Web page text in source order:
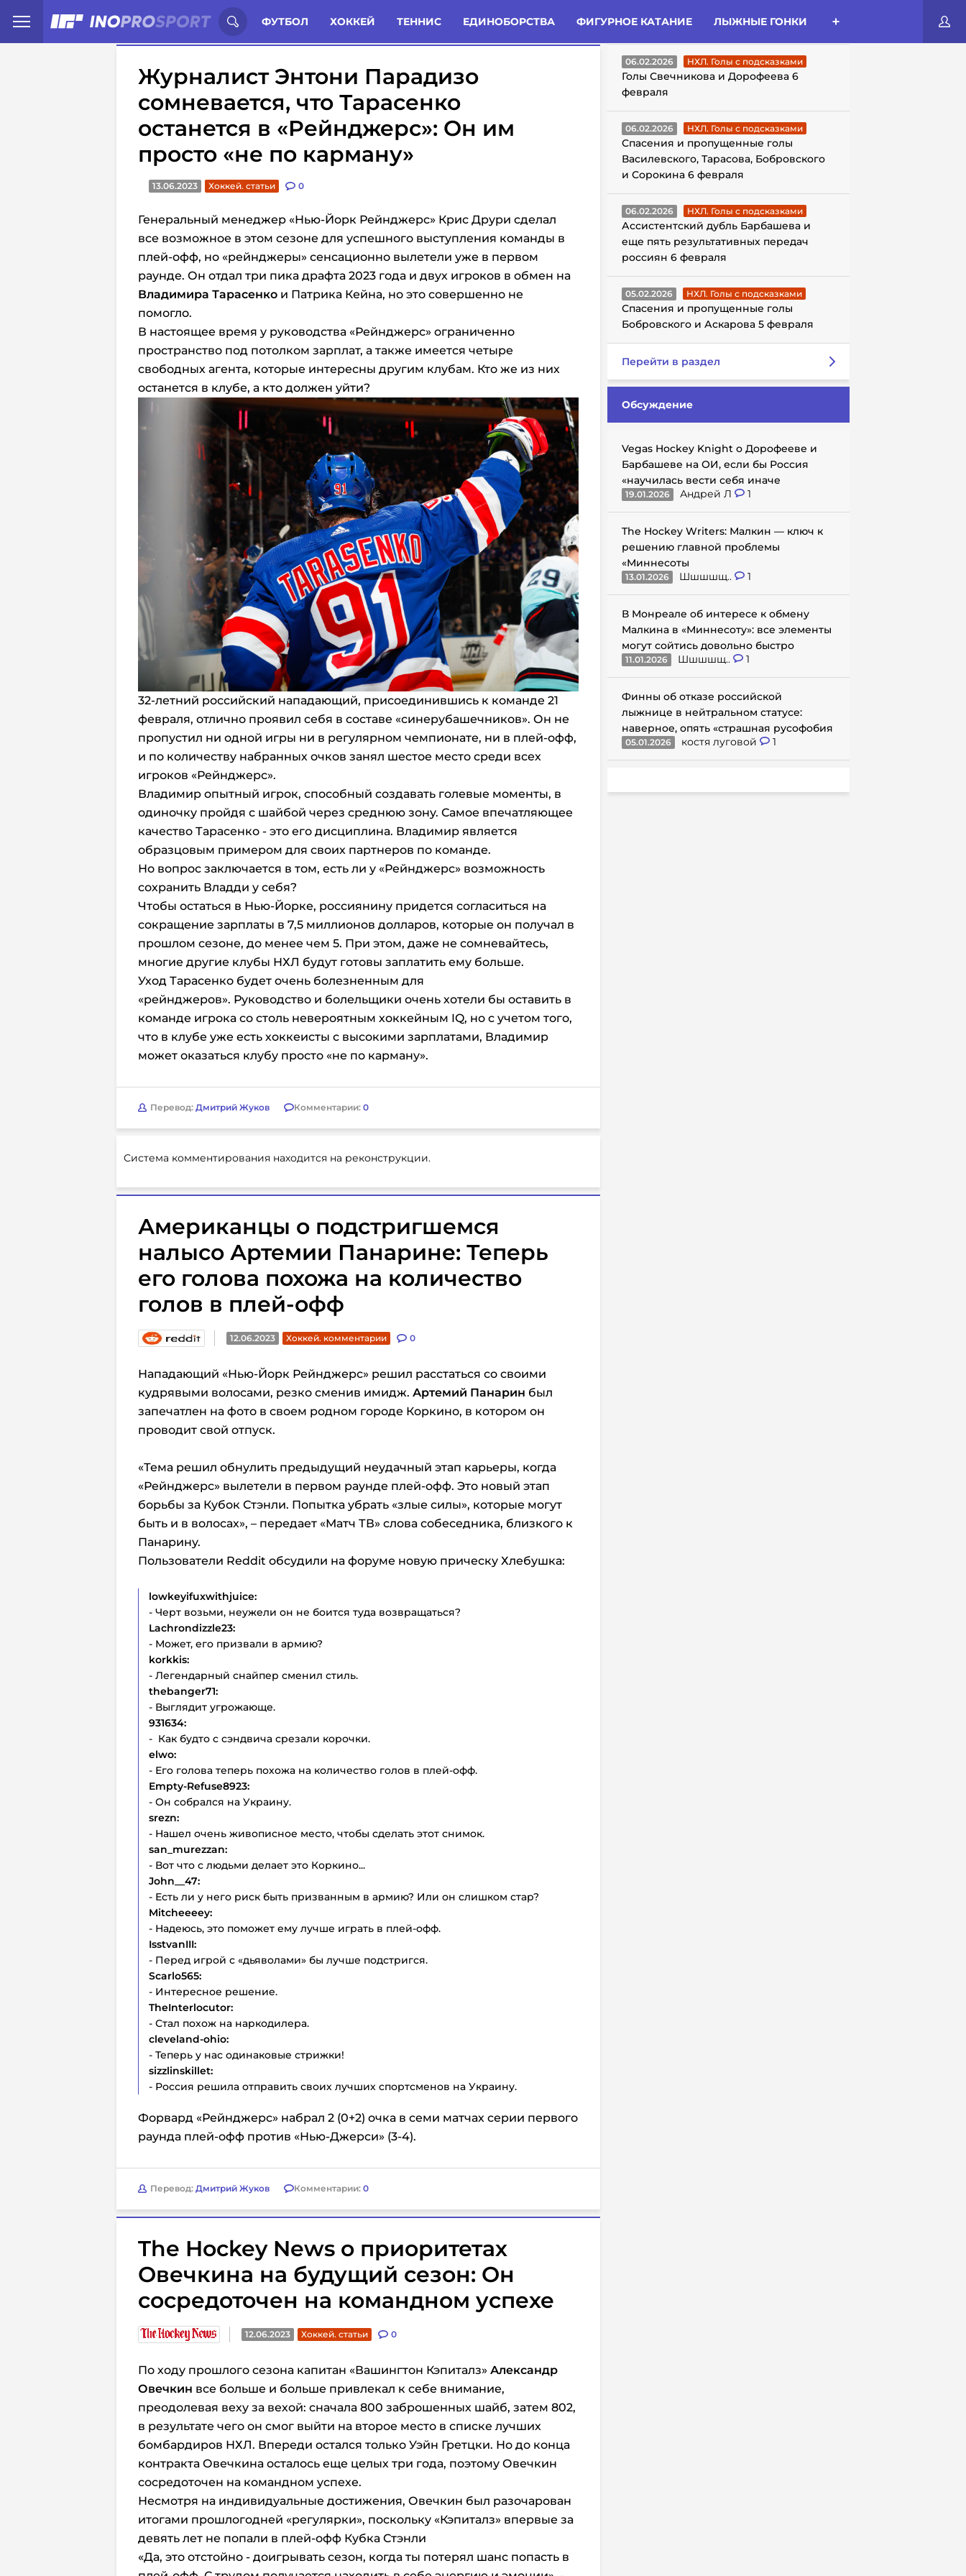
ФУТБОЛ ХОККЕЙ ТЕННИС ЕДИНОБОРСТВА ФИГУРНОЕ КАТАНИЕ ЛЫЖНЫЕ ГОНКИ
Иностранцы о спорте России: Статьи Комменты Новости
Журналист Энтони Парадизо
сомневается, что Тарасенко
останется в «Рейнджерс»: Он им
просто «не по карману»
13.06.2023 Хоккей. статьи 0
Генеральный менеджер «Нью-Йорк Рейнджерс» Крис Друри сделал
все возможное в этом сезоне для успешного выступления команды в
плей-офф, но «рейнджеры» сенсационно вылетели уже в первом
раунде. Он отдал три пика драфта 2023 года и двух игроков в обмен на
Владимира Тарасенко и Патрика Кейна, но это совершенно не
помогло.
В настоящее время у руководства «Рейнджерс» ограниченно
пространство под потолком зарплат, а также имеется четыре
свободных агента, которые интересны другим клубам. Кто же из них
останется в клубе, а кто должен уйти?
32-летний российский нападающий, присоединившись к команде 21
февраля, отлично проявил себя в составе «синерубашечников». Он не
пропустил ни одной игры ни в регулярном чемпионате, ни в плей-офф,
и по количеству набранных очков занял шестое место среди всех
игроков «Рейнджерс».
Владимир опытный игрок, способный создавать голевые моменты, в
одиночку пройдя с шайбой через среднюю зону. Самое впечатляющее
качество Тарасенко - это его дисциплина. Владимир является
образцовым примером для своих партнеров по команде.
Но вопрос заключается в том, есть ли у «Рейнджерс» возможность
сохранить Владди у себя?
Чтобы остаться в Нью-Йорке, россиянину придется согласиться на
сокращение зарплаты в 7,5 миллионов долларов, которые он получал в
прошлом сезоне, до менее чем 5. При этом, даже не сомневайтесь,
многие другие клубы НХЛ будут готовы заплатить ему больше.
Уход Тарасенко будет очень болезненным для
«рейнджеров». Руководство и болельщики очень хотели бы оставить в
команде игрока со столь невероятным хоккейным IQ, но с учетом того,
что в клубе уже есть хоккеисты с высокими зарплатами, Владимир
может оказаться клубу просто «не по карману».
Перевод: Дмитрий Жуков Комментарии: 0
Система комментирования находится на реконструкции.
Американцы о подстригшемся
налысо Артемии Панарине: Теперь
его голова похожа на количество
голов в плей-офф
12.06.2023 Хоккей. комментарии 0
Нападающий «Нью-Йорк Рейнджерс» решил расстаться со своими
кудрявыми волосами, резко сменив имидж. Артемий Панарин был
запечатлен на фото в своем родном городе Коркино, в котором он
проводит свой отпуск.
«Тема решил обнулить предыдущий неудачный этап карьеры, когда
«Рейнджерс» вылетели в первом раунде плей‑офф. Это новый этап
борьбы за Кубок Стэнли. Попытка убрать «злые силы», которые могут
быть и в волосах», – передает «Матч ТВ» слова собеседника, близкого к
Панарину.
Пользователи Reddit обсудили на форуме новую прическу Хлебушка:
lowkeyifuxwithjuice:
- Черт возьми, неужели он не боится туда возвращаться?
Lachrondizzle23:
- Может, его призвали в армию?
korkkis:
- Легендарный снайпер сменил стиль.
thebanger71:
- Выглядит угрожающе.
931634:
- Как будто с сэндвича срезали корочки.
elwo:
- Его голова теперь похожа на количество голов в плей-офф.
Empty-Refuse8923:
- Он собрался на Украину.
srezn:
- Нашел очень живописное место, чтобы сделать этот снимок.
san_murezzan:
- Вот что с людьми делает это Коркино...
John__47:
- Есть ли у него риск быть призванным в армию? Или он слишком стар?
Mitcheeeey:
- Надеюсь, это поможет ему лучше играть в плей-офф.
IsstvanIII:
- Перед игрой с «дьяволами» бы лучше подстригся.
Scarlo565:
- Интересное решение.
TheInterlocutor:
- Стал похож на наркодилера.
cleveland-ohio:
- Теперь у нас одинаковые стрижки!
sizzlinskillet:
- Россия решила отправить своих лучших спортсменов на Украину.
Форвард «Рейнджерс» набрал 2 (0+2) очка в семи матчах серии первого
раунда плей-офф против «Нью-Джерси» (3-4).
Перевод: Дмитрий Жуков Комментарии: 0
The Hockey News о приоритетах
Овечкина на будущий сезон: Он
сосредоточен на командном успехе
12.06.2023 Хоккей. статьи 0
По ходу прошлого сезона капитан «Вашингтон Кэпиталз» Александр
Овечкин все больше и больше привлекал к себе внимание,
преодолевая веху за вехой: сначала 800 заброшенных шайб, затем 802,
в результате чего он смог выйти на второе место в списке лучших
бомбардиров НХЛ. Впереди остался только Уэйн Гретцки. Но до конца
контракта Овечкина осталось еще целых три года, поэтому Овечкин
сосредоточен на командном успехе.
Несмотря на индивидуальные достижения, Овечкин был разочарован
итогами прошлогодней «регулярки», поскольку «Кэпиталз» впервые за
девять лет не попали в плей-офф Кубка Стэнли
«Да, это отстойно - доигрывать сезон, когда ты потерял шанс попасть в
ГОЛЫ С ПОДСКАЗКАМИ
06.02.2026 НХЛ. Голы с подсказками
Голы Свечникова и Дорофеева 6
февраля
06.02.2026 НХЛ. Голы с подсказками
Спасения и пропущенные голы
Василевского, Тарасова, Бобровского
и Сорокина 6 февраля
06.02.2026 НХЛ. Голы с подсказками
Ассистентский дубль Барбашева и
еще пять результативных передач
россиян 6 февраля
05.02.2026 НХЛ. Голы с подсказками
Спасения и пропущенные голы
Бобровского и Аскарова 5 февраля
Перейти в раздел
Обсуждение
Vegas Hockey Knight о Дорофееве и
Барбашеве на ОИ, если бы Россия
«научилась вести себя иначе
19.01.2026 Андрей Л 1
The Hockey Writers: Малкин — ключ к
решению главной проблемы
«Миннесоты
13.01.2026 Шшшшщ.. 1
В Монреале об интересе к обмену
Малкина в «Миннесоту»: все элементы
могут сойтись довольно быстро
11.01.2026 Шшшшщ.. 1
Финны об отказе российской
лыжнице в нейтральном статусе:
наверное, опять «страшная русофобия
05.01.2026 костя луговой 1